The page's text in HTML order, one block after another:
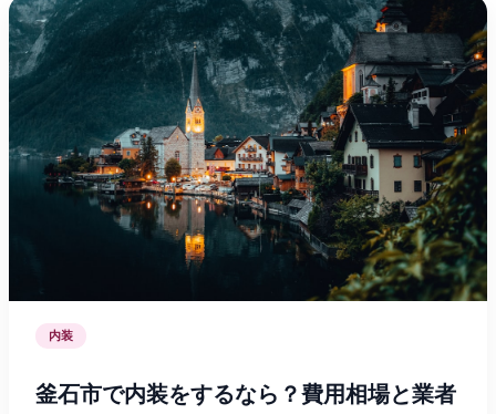
内装
釜石市で内装をするなら？費用相場と業者